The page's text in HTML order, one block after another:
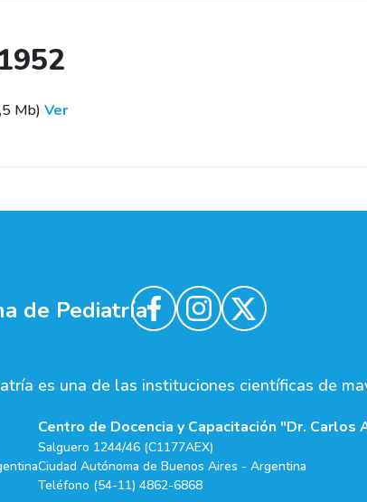
Mb) Ver
de Pediatría
es una de las instituciones científicas de
Centro de Docencia y Capacitación "Dr. Carlos
Salguero 1244/46 (C1177AEX)
Ciudad Autónoma de Buenos Aires - Argentina
Teléfono (54-11) 4862-6868